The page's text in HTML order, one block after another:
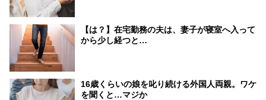
【は？】在宅勤務の夫は、妻子が寝室へ入って
から少し経つと…
16歳くらいの娘を叱り続ける外国人両親。ワケ
を聞くと…マジか